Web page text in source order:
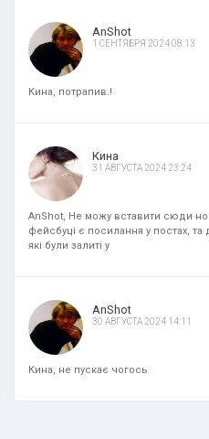
AnShot
1 СЕНТЯБРЯ 2024 08:13
Кина, потрапив.!
Кина
31 АВГУСТА 2024 23:24
AnShot, Не можу вставити сюди
фейсбуці є посилання у постах,
які були залиті у
AnShot
30 АВГУСТА 2024 14:11
Кина, не пускає чогось